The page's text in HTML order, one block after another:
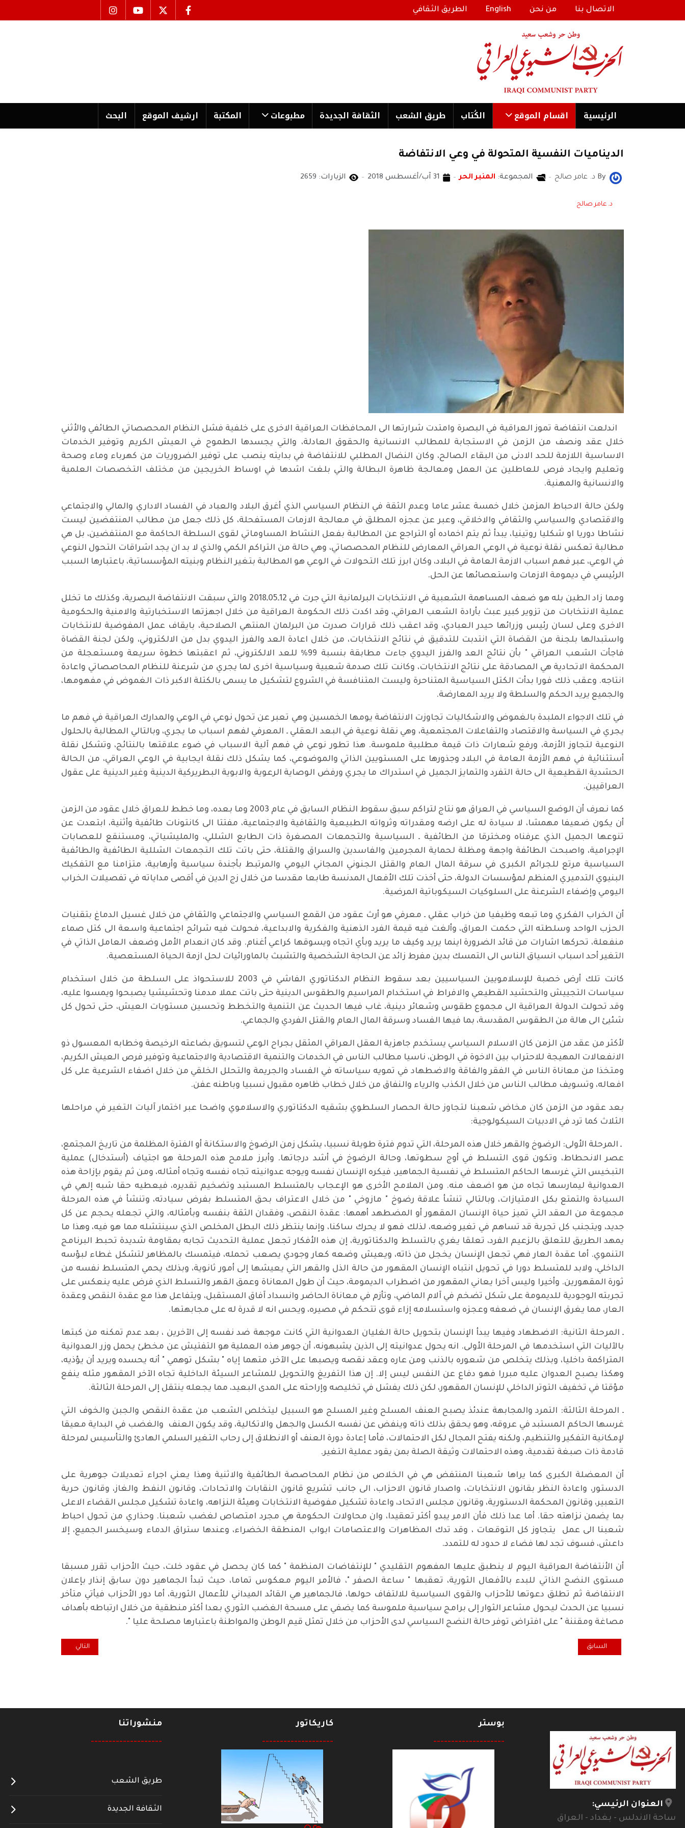
الاتصال بنا من نحن English الطريق الثقافي
الرئیسية اقسام الموقع الكُتاب طریق الشعب الثقافة الجدیدة مطبوعات المكتبة ارشیف الموقع البحث
الديناميات النفسية المتحولة في وعي الانتفاضة
By د. عامر صالح المجموعة: المنبر الحر 31 آب/أغسطس 2018 الزيارات: 2659
د. عامر صالح
اندلعت انتفاضة تموز العراقية في البصرة وامتدت شرارتها الى المحافظات العراقية الاخرى على خلفية فشل النظام المحصصاتي الطائفي والأثني
خلال عقد ونصف من الزمن في الاستجابة للمطالب الانسانية والحقوق العادلة، والتي يجسدها الطموح في العيش الكريم وتوفير الخدمات
الاساسية اللازمة للحد الادنى من البقاء الصالح، وكان النضال المطلبي للانتفاضة في بدايته ينصب على توفير الضروريات من كهرباء وماء وصحة
وتعليم وايجاد فرص للعاطلين عن العمل ومعالجة ظاهرة البطالة والتي بلغت اشدها في اوساط الخريجين من مختلف التخصصات العلمية
والانسانية والمهنية.
ولكن حالة الاحباط المزمن خلال خمسة عشر عاما وعدم الثقة في النظام السياسي الذي أغرق البلاد والعباد في الفساد الاداري والمالي والاجتماعي
والاقتصادي والسياسي والثقافي والاخلاقي، وعبر عن عجزه المطلق في معالجة الازمات المستفحلة، كل ذلك جعل من مطالب المنتفضين ليست
نشاطا دوريا او شكليا روتينيا، يبدأ ثم يتم اخماده أو التراجع عن المطالبة بفعل النشاط المساوماتي لقوى السلطة الحاكمة مع المنتفضين، بل هي
مطالبة تعكس نقلة نوعية في الوعي العراقي المعارض للنظام المحصصاتي، وهي حالة من التراكم الكمي والذي لا بد ان يجد اشراقات التحول النوعي
في الوعي، عبر فهم اسباب الازمة العامة في البلاد، وكان ابرز تلك التحولات في الوعي هو المطالبة بتغير النظام وبنيته المؤسساتية، باعتبارها السبب
الرئيسي في ديمومة الازمات واستعصائها عن الحل.
ومما زاد الطين بله هو ضعف المساهمة الشعبية في الانتخابات البرلمانية التي جرت في 12ـ05ـ2018 والتي سبقت الانتفاضة البصرية، وكذلك ما تخلل
عملية الانتخابات من تزوير كبير عبث بأرادة الشعب العراقي، وقد اكدت ذلك الحكومة العراقية من خلال اجهزتها الاستخبارتية والامنية والحكومية
الاخرى وعلى لسان رئيس وزرائها حيدر العبادي، وقد اعقب ذلك قرارات صدرت من البرلمان المنتهي الصلاحية، بايقاف عمل المفوضية للانتخابات
واستبدالها بلجنة من القضاة التي انتدبت للتدقيق في نتائج الانتخابات، من خلال اعادة العد والفرز اليدوي بدل من الالكتروني، ولكن لجنة القضاة
فاجأت الشعب العراقي " بأن نتائج العد والفرز اليدوي جاءت مطابقة بنسبة 99% للعد الالكتروني، ثم اعقبتها خطوة سريعة ومستعجلة من
المحكمة الاتحادية هي المصادقة على نتائج الانتخابات، وكانت تلك صدمة شعبية وسياسية اخرى لما يجري من شرعنة للنظام المحاصصاتي واعادة
انتاجه. وعقب ذلك فورا بدأت الكتل السياسية المتناحرة وليست المتنافسة في الشروع لتشكيل ما يسمى بالكتلة الاكبر ذات الغموض في مفهومها،
والجميع يريد الحكم والسلطة ولا يريد المعارضة.
في تلك الاجواء الملبدة بالغموض والاشكاليات تجاوزت الانتفاضة يومها الخمسين وهي تعبر عن تحول نوعي في الوعي والمدارك العراقية في فهم ما
يجري في السياسة والاقتصاد والتفاعلات المجتمعية، وهي نقلة نوعية في البعد العقلي ـ المعرفي لفهم اسباب ما يجري، وبالتالي المطالبة بالحلول
النوعية لتجاوز الأزمة، ورفع شعارات ذات قيمة مطلبية ملموسة. هذا تطور نوعي في فهم آلية الاسباب في ضوء علاقتها بالنتائج، وتشكل نقلة
أستثنائية في فهم الأزمة العامة في البلاد وجذورها على المستويين الذاتي والموضوعي، كما يشكل ذلك نقلة ايجابية في الوعي العراقي، من الحالة
الحشدية القطيعية الى حالة التفرد والتمايز الجميل في استدراك ما يجري ورفض الوصاية الرعوية والابوية البطريركية الدينية وغير الدينية على عقول
العراقيين.
كما نعرف أن الوضع السياسي في العراق هو نتاج لتراكم سبق سقوط النظام السابق في عام 2003 وما بعده، وما خطط للعراق خلال عقود من الزمن
أن يكون ضعيفا مهمشا، لا سيادة له على ارضه ومقدراته وثرواته الطبيعية والثقافية والاجتماعية، مفتتا الى كانتونات طائفية وأثنية، ابتعدت عن
تنوعها الجميل الذي عرفناه ومخترقا من الطائفية ـ السياسية والتجمعات المصغرة ذات الطابع الشللي، والمليشياتي، ومستنقع للعصابات
الإجرامية، واصبحت الطائفة واجهة ومظلة لحماية المجرمين والفاسدين والسراق والقتلة، حتى باتت تلك التجمعات الشللية الطائفية والطائفية
السياسية مرتع للجرائم الكبرى في سرقة المال العام والقتل الجنوني المجاني اليومي والمرتبط بأجندة سياسية وأرهابية، متزامنا مع التفكيك
البنيوي التدميري المنظم لمؤسسات الدولة، حتى أخذت تلك الأفعال المدنسة طابعا مقدسا من خلال زج الدين في أقصى مداياته في تفصيلات الخراب
اليومي وإضفاء الشرعنة على السلوكيات السيكوباتية المرضية.
أن الخراب الفكري وما تبعه وظيفيا من خراب عقلي ـ معرفي هو أرث عقود من القمع السياسي والاجتماعي والثقافي من خلال غسيل الدماغ بتقنيات
الحزب الواحد وسلطته التي حكمت العراق، وألغت فيه قيمة الفرد الذهنية والفكرية والابداعية، فحولت فيه شرائح اجتماعية واسعة الى كتل صماء
منفعلة، تحركها اشارات من قائد الضرورة اينما يريد وكيف ما يريد وبأي اتجاه ويسوقها كراعي أغنام. وقد كان انعدام الأمل وضعف العامل الذاتي في
التغير أحد اسباب انسياق الناس الى التمسك بدين مفرط زائد عن الحاجة الشخصية والتشبث بالماورائيات لحل ازمة الحياة المستعصية.
كانت تلك أرض خصبة للإسلامويين السياسيين بعد سقوط النظام الدكتاتوري الفاشي في 2003 للاستحواذ على السلطة من خلال استخدام
سياسات التجييش والتحشيد القطيعي والافراط في استخدام المراسيم والطقوس الدينية حتى باتت عملا مدمنا وتحشيشيا يصبحوا ويمسوا عليه،
وقد تحولت الدولة العراقية الى مجموع طقوس وشعائر دينية، غاب فيها الحديث عن التنمية والتخطط وتحسين مستويات العيش، حتى تحول كل
شئيئ الى هالة من الطقوس المقدسة، بما فيها الفساد وسرقة المال العام والقتل الفردي والجماعي.
لأكثر من عقد من الزمن كان الاسلام السياسي يستخدم جاهزية العقل العراقي المثقل بجراح الوعي لتسويق بضاعته الرخيصة وخطابه المعسول ذو
الانفعالات المهيجة للاحتراب بين الاخوة في الوطن، ناسيا مطالب الناس في الخدمات والتنمية الاقتصادية والاجتماعية وتوفير فرص العيش الكريم،
ومتخذا من معاناة الناس في الفقر والفاقة والاضطهاد في تمويه سياساته في الفساد والجريمة والتحلل الخلقي من خلال اضفاء الشرعية على كل
افعاله، وتسويف مطالب الناس من خلال الكذب والرياء والنفاق من خلال خطاب ظاهره مقبول نسبيا وباطنه عفن.
بعد عقود من الزمن كان مخاض شعبنا لتجاوز حالة الحصار السلطوي بشقيه الدكتاتوري والاسلاموي واضحا عبر اختمار آليات التغير في مراحلها
الثلاث كما ترد في الادبيات السيكولوجية:
ـ المرحلة الأولى: الرضوخ والقهر خلال هذه المرحلة، التي تدوم فترة طويلة نسبيا، يشكل زمن الرضوخ والاستكانة أو الفترة المظلمة من تاريخ المجتمع،
عصر الانحطاط، وتكون قوى التسلط في أوج سطوتها، وحالة الرضوخ في أشد درجاتها. وأبرز ملامح هذه المرحلة هو اجتياف (أستدخال) عملية
التبخيس التي غرسها الحاكم المتسلط في نفسية الجماهير، فيكره الإنسان نفسه ويوجه عدوانيته تجاه نفسه وتجاه أمثاله، ومن ثم يقوم بإزاحة هذه
العدوانية ليمارسها تجاه من هو اضعف منه. ومن الملامح الأخرى هو الإعجاب بالمتسلط المستبد وتضخيم تقديره، فيعطيه حقا شبه إلهي في
السيادة والتمتع بكل الامتيازات، وبالتالي تنشأ علاقة رضوخ " مازوخي " من خلال الاعتراف بحق المتسلط بفرض سيادته، وتنشأ في هذه المرحلة
مجموعة من العقد التي تميز حياة الإنسان المقهور أو المضطهد أهمها: عقدة النقص، وفقدان الثقة بنفسه وبأمثاله، والتي تجعله يحجم عن كل
جديد، ويتجنب كل تجربة قد تساهم في تغير وضعه، لذلك فهو لا يحرك ساكنا، وإنما ينتظر ذلك البطل المخلص الذي سينتشله مما هو فيه، وهذا ما
يمهد الطريق للتعلق بالزعيم الفرد، تعلقا يغري بالتسلط والدكتاتورية، إن هذه الأفكار تجعل عملية التحديث تجابه بمقاومة شديدة تحبط البرنامج
التنموي. أما عقدة العار فهي تجعل الإنسان يخجل من ذاته، ويعيش وضعه كعار وجودي يصعب تحمله، فيتمسك بالمظاهر لتشكل غطاء لبؤسه
الداخلي، ولابد للمتسلط دورا في تحويل انتباه الإنسان المقهور من حالة الذل والقهر التي يعيشها إلى أمور ثانوية، وبذلك يحمي المتسلط نفسه من
ثورة المقهورين. وأخيرا وليس آخرا يعاني المقهور من اضطراب الديمومة، حيث أن طول المعاناة وعمق القهر والتسلط الذي فرض عليه ينعكس على
تجربته الوجودية للديمومة على شكل تضخم في آلام الماضي، وتأزم في معاناة الحاضر وانسداد آفاق المستقبل، ويتفاعل هذا مع عقدة النقص وعقدة
العار، مما يغرق الإنسان في ضعفه وعجزه واستسلامه إزاء قوى تتحكم في مصيره، ويحس انه لا قدرة له على مجابهتها.
ـ المرحلة الثانية: الاضطهاد وفيها يبدأ الإنسان بتحويل حالة الغليان العدوانية التي كانت موجهة ضد نفسه إلى الآخرين ، بعد عدم تمكنه من كبتها
بالآليات التي استخدمها في المرحلة الأولى. انه يحول عدوانيته إلى الذين يشبهونه، أن جوهر هذه العملية هو التفتيش عن مخطئ يحمل وزر العدوانية
المتراكمة داخليا، وبذلك يتخلص من شعوره بالذنب ومن عاره وعقد نقصه ويصبها على الآخر، متهما إياه " بشكل توهمي " أنه يحسده ويريد أن يؤذيه،
وهكذا يصبح العدوان عليه مبررا فهو دفاع عن النفس ليس إلا. إن هذا التفريغ والتحويل للمشاعر السيئة الداخلية تجاه الآخر المقهور مثله ينفع
مؤقتا في تخفيف التوتر الداخلي للإنسان المقهور، لكن ذلك يفشل في تخليصه وإراحته على المدى البعيد، مما يجعله ينتقل إلى المرحلة الثالثة.
ـ المرحلة الثالثة: التمرد والمجابهة عندئذ يصبح العنف المسلح وغير المسلح هو السبيل ليتخلص الشعب من عقدة النقص والجبن والخوف التي
غرسها الحاكم المستبد في عروقه، وهو يحقق بذلك ذاته وينفض عن نفسه الكسل والجهل والاتكالية، وقد يكون العنف والغضب في البداية معيقا
لإمكانية التفكير والتنظيم، ولكنه يفتح المجال لكل الاحتمالات، فأما إعادة دورة العنف أو الانطلاق إلى رحاب التغير السلمي الهادئ والتأسيس لمرحلة
قادمة ذات صبغة تقدمية، وهذه الاحتمالات وثيقة الصلة بمن يقود عملية التغير.
أن المعضلة الكبرى كما يراها شعبنا المنتفض هي في الخلاص من نظام المحاصصة الطائفية والاثنية وهذا يعني اجراء تعديلات جوهرية على
الدستور، واعادة النظر بقانون الانتخابات، واصدار قانون الاحزاب، الى جانب تشريع قانون النقابات والاتحادات، وقانون النفط والغاز، وقانون حرية
التعبير، وقانون المحكمة الدستورية، وقانون مجلس الاتحاد، واعادة تشكيل مفوضية الانتخابات وهيئة النزاهه، واعادة تشكيل مجلس القضاء الاعلى
بما يضمن نزاهته حقا. أما عدا ذلك فأن الامر يبدو أكثر تعقيدا، وان محاولات الحكومة هي مجرد امتصاص لغضب شعبنا. وحذاري من تحول احباط
شعبنا الى عمل يتجاوز كل التوقعات ، وقد تدك المظاهرات والاعتصامات ابواب المنطقة الخضراء، وعندها ستراق الدماء وسيخسر الجميع، إلا
داعش، فسوف تجد لها فضاء لا حدود له للتمدد.
أن الأنتفاضة العراقية اليوم لا ينطبق عليها المفهوم التقليدي " للإنتفاضات المنظمة " كما كان يحصل في عقود خلت، حيث الأحزاب تقرر مسبقا
مستوى النضج الذاتي للبدء بالأفعال الثورية، تعقبها " ساعة الصفر "، فالأمر اليوم معكوس تماما، حيث تبدأ الجماهير دون سابق إنذار بإعلان
الانتفاضة ثم تطلق دعوتها للأحزاب والقوى السياسية للالتفاف حولها، فالجماهير هي القائد الميداني للأعمال الثورية، أما دور الأحزاب فيأتي متأخر
نسبيا عن الحدث ليحول مشاعر الثوار إلى برامج سياسية ملموسة كما يضفي على مسحة الغضب الثوري بعدا أكثر منطقية من خلال ارتباطه بأهداف
مصاغة ومقننة " على افتراض توفر حالة النضج السياسي لدى الأحزاب من خلال تمثل قيم الوطن والمواطنة باعتبارها مصلحة عليا ".
المقال السابق: أزمة المياه في البصرة
السابق المقال التالي: البصرة وكركوك
التالي
العنوان الرئيسي:
ساحة الاندلس - بغداد - العراق
بوستر
--------------------
كاريكاتور
--------------------
منشوراتنا
--------------------
طريق الشعب
الثقافة الجديدة